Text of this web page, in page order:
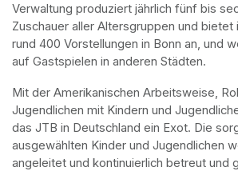
Verwaltung produziert jährlich fünf bis
Zuschauer aller Altersgruppen und bietet
rund 400 Vorstellungen in Bonn an, und
auf Gastspielen in anderen Städten.
Mit der Amerikanischen Arbeitsweise,
Jugendlichen mit Kindern und
das JTB in Deutschland ein Exot. Die
ausgewählten Kinder und Jugendlichen
angeleitet und kontinuierlich betreut und